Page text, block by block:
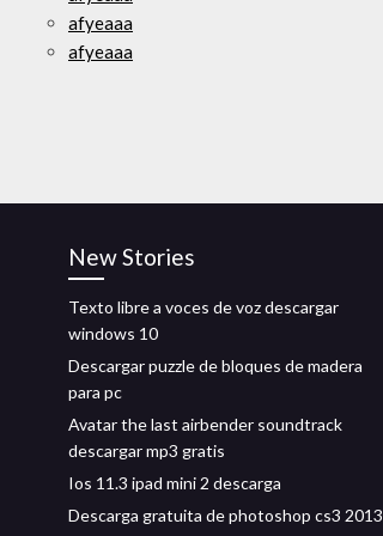
afyeaaa
afyeaaa
New Stories
Texto libre a voces de voz descargar
windows 10
Descargar puzzle de bloques de madera
para pc
Avatar the last airbender soundtrack
descargar mp3 gratis
Ios 11.3 ipad mini 2 descarga
Descarga gratuita de photoshop cs3 2013